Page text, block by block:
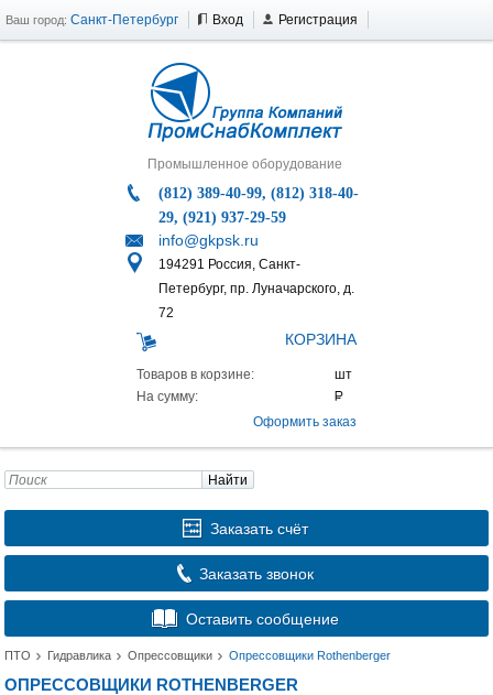
Ваш город: Санкт-Петербург Вход Регистрация
Промышленное оборудование
(812) 389-40-99, (812) 318-40-
29, (921) 937-29-59
info@gkpsk.ru
194291 Россия, Санкт-
Петербург, пр. Луначарского, д.
72
КОРЗИНА
Товаров в корзине:
На сумму:
Оформить заказ
Найти
Заказать счёт
Заказать звонок
Оставить сообщение
ПТО Гидравлика Опрессовщики Опрессовщики Rothenberger
ОПРЕССОВЩИКИ ROTHENBERGER